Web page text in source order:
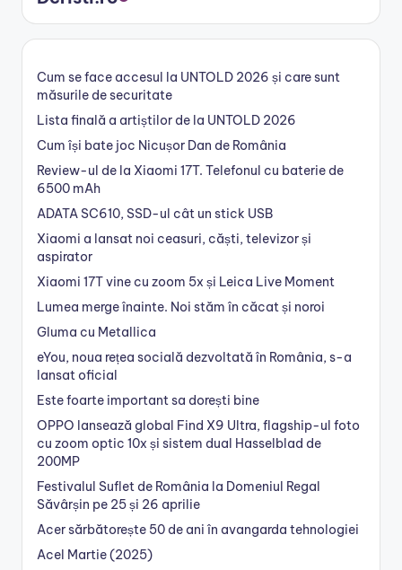
Cum se face accesul la UNTOLD 2026 și care sunt
măsurile de securitate
Lista finală a artiștilor de la UNTOLD 2026
Cum își bate joc Nicușor Dan de România
Review-ul de la Xiaomi 17T. Telefonul cu baterie de
6500 mAh
ADATA SC610, SSD-ul cât un stick USB
Xiaomi a lansat noi ceasuri, căști, televizor și
aspirator
Xiaomi 17T vine cu zoom 5x și Leica Live Moment
Lumea merge înainte. Noi stăm în căcat și noroi
Gluma cu Metallica
eYou, noua rețea socială dezvoltată în România, s-a
lansat oficial
Este foarte important sa dorești bine
OPPO lansează global Find X9 Ultra, flagship-ul foto
cu zoom optic 10x și sistem dual Hasselblad de
200MP
Festivalul Suflet de România la Domeniul Regal
Săvârșin pe 25 și 26 aprilie
Acer sărbătorește 50 de ani în avangarda tehnologiei
Acel Martie (2025)